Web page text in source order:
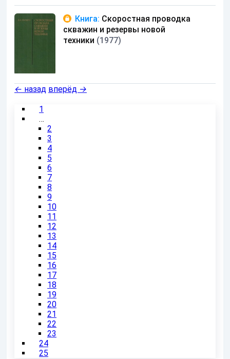
Книга: Скоростная проводка
скважин и резервы новой
техники (1977)
← назад вперёд →
1
…
2
3
4
5
6
7
8
9
10
11
12
13
14
15
16
17
18
19
20
21
22
23
24
25